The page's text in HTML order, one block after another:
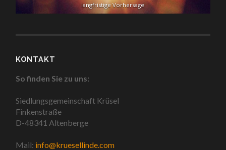
langfristige Vorhersage
KONTAKT
So finden Sie zu uns:
Siedlungsgemeinschaft Krüsel
Finkenstraße
D-48341 Altenberge
Mail: info@kruesellinde.com